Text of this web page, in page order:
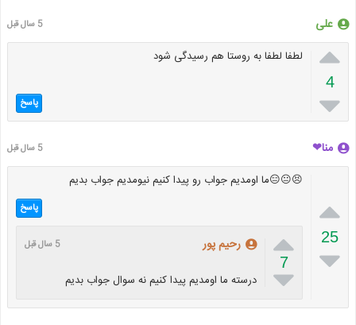
علی 5 سال قبل

4

لطفا لطفا به روستا هم رسیدگی شود
پاسخ
منا❤ 5 سال قبل

25

😣😐😑ما اومدیم جواب رو پیدا کنیم نیومدیم جواب بدیم
پاسخ

7

رحیم پور 5 سال قبل
درسته ما اومدیم پیدا کنیم نه سوال جواب بدیم